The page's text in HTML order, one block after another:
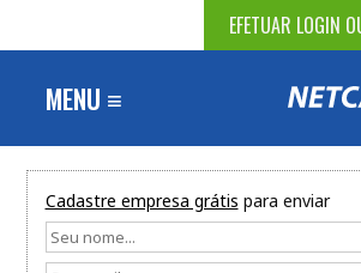
EFETUAR LOGIN
MENU ≡
Cadastre empresa grátis para enviar